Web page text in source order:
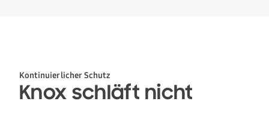
Kontinuierlicher Schutz
Knox schläft nicht